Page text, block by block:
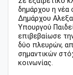
δημάρχου η νέα
Δημάρχου
Υπουργού
επιβεβαίωσε
δύο πλευρών,
σημαντικών
κοινωνίας.